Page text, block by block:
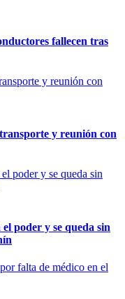
fallecen tras
y reunión con
poder y se queda sin